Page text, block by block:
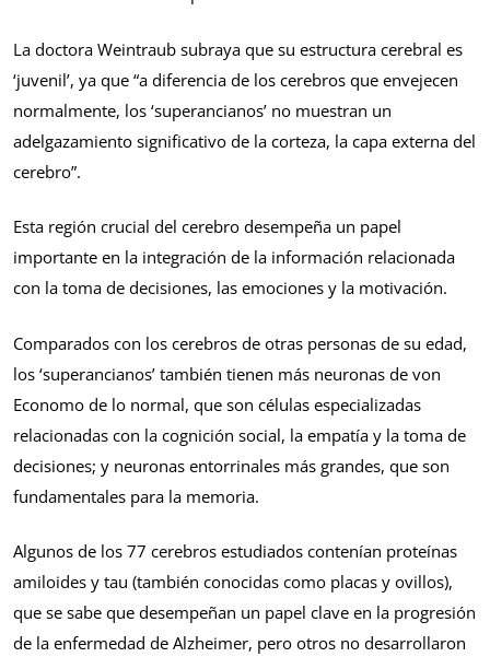
La doctora Weintraub subraya que su estructura cerebral es
‘juvenil’, ya que “a diferencia de los cerebros que envejecen
normalmente, los ‘superancianos’ no muestran un
adelgazamiento significativo de la corteza, la capa externa del
cerebro”.
Esta región crucial del cerebro desempeña un papel
importante en la integración de la información relacionada
con la toma de decisiones, las emociones y la motivación.
Comparados con los cerebros de otras personas de su edad,
los ‘superancianos’ también tienen más neuronas de von
Economo de lo normal, que son células especializadas
relacionadas con la cognición social, la empatía y la toma de
decisiones; y neuronas entorrinales más grandes, que son
fundamentales para la memoria.
Algunos de los 77 cerebros estudiados contenían proteínas
amiloides y tau (también conocidas como placas y ovillos),
que se sabe que desempeñan un papel clave en la progresión
de la enfermedad de Alzheimer, pero otros no desarrollaron